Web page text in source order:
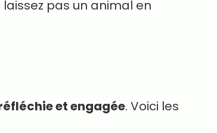
pas un animal en
et engagée. Voici les